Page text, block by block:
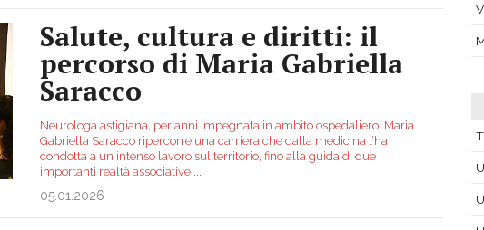
Salute, cultura e diritti: il
percorso di Maria Gabriella
Saracco
Neurologa astigiana, per anni impegnata in ambito ospedaliero, Maria
Gabriella Saracco ripercorre una carriera che dalla medicina l’ha
condotta a un intenso lavoro sul territorio, fino alla guida di due
importanti realtà associative
05.01.2026